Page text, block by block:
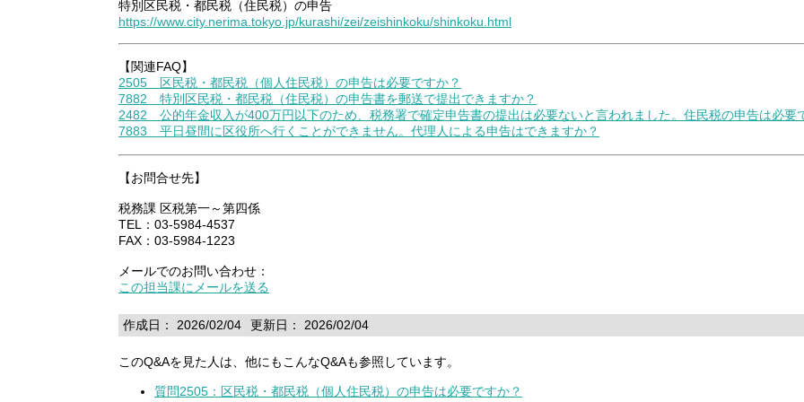
特別区民税・都民税（住民税）の申告
https://www.city.nerima.tokyo.jp/kurashi/zei/zeishinkoku/shinkoku.html
【関連FAQ】
2505 区民税・都民税（個人住民税）の申告は必要ですか？
7882 特別区民税・都民税（住民税）の申告書を郵送で提出できますか？
2482 公的年金収入が400万円以下のため、税務署で確定申告書の提出は必要ないと言われました。住民税の申告は必要
7883 平日昼間に区役所へ行くことができません。代理人による申告はできますか？
【お問合せ先】
税務課 区税第一～第四係
TEL：03-5984-4537
FAX：03-5984-1223
メールでのお問い合わせ：
この担当課にメールを送る
作成日： 2026/02/04 更新日： 2026/02/04
このQ&Aを見た人は、他にもこんなQ&Aも参照しています。
質問2505：区民税・都民税（個人住民税）の申告は必要ですか？